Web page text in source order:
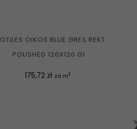
OIKOS BLUE GRES REKT.
POLISHED 120X120 G1
Cena
175,72 zł za m2